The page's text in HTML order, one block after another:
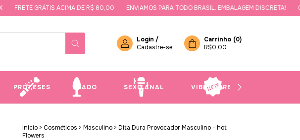
FRETE GRÁTIS ACIMA DE R$ 80,00 ENVIAMOS PARA TODO BRASIL. EMBALAGEM DISCRETA!
Login /
Cadastre-se
Carrinho (0)
R$0,00
PRÓTESES SADO SEXO ANAL VIBRADORES
Início > Cosméticos > Masculino > Dita Dura Provocador Masculino - hot
Flowers